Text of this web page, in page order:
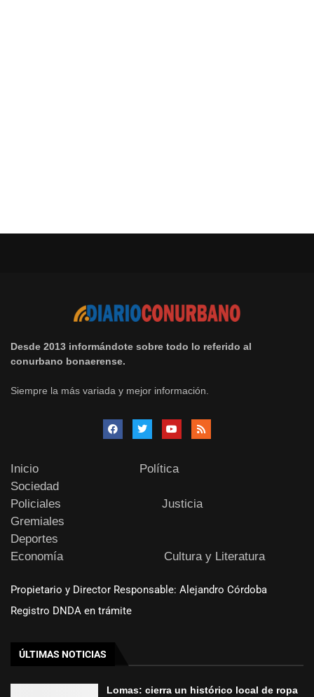
Desde 2013 informándote sobre todo lo referido al
conurbano bonaerense.
Siempre la más variada y mejor información.
Inicio
Política
Sociedad
Policiales
Justicia
Gremiales
Deportes
Economía
Cultura y Literatura
Propietario y Director Responsable: Alejandro Córdoba
Registro DNDA en trámite
ÚLTIMAS NOTICIAS
Lomas: cierra un histórico local de ropa